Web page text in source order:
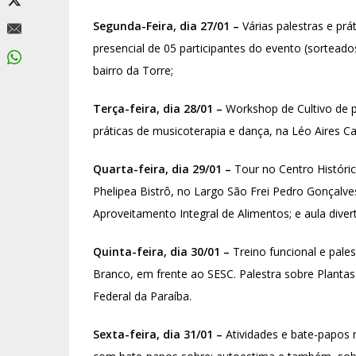
Segunda-Feira, dia 27/01 – Várias palestras e
presencial de 05 participantes do evento
bairro da Torre;
Terça-feira, dia 28/01 – Workshop de Cultivo de
práticas de musicoterapia e dança, na Léo Aires
Quarta-feira, dia 29/01 – Tour no Centro
Phelipea Bistrô, no Largo São Frei Pedro
Aproveitamento Integral de Alimentos; e aula
Quinta-feira, dia 30/01 – Treino funcional e
Branco, em frente ao SESC. Palestra sobre
Federal da Paraíba.
Sexta-feira, dia 31/01 – Atividades e bate-papos